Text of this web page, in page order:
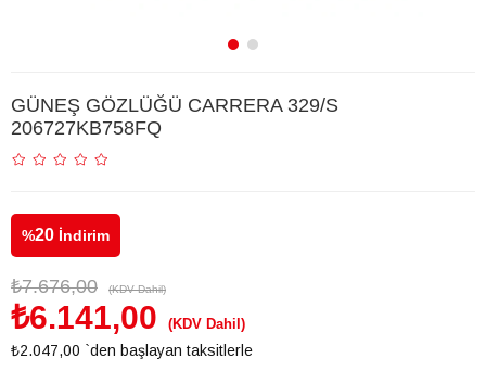
GÜNEŞ GÖZLÜĞÜ CARRERA 329/S
206727KB758FQ
%20 İndirim
₺7.676,00 (KDV Dahil)
₺6.141,00 (KDV Dahil)
₺2.047,00 `den başlayan taksitlerle